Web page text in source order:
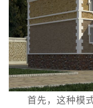
首先，这种模